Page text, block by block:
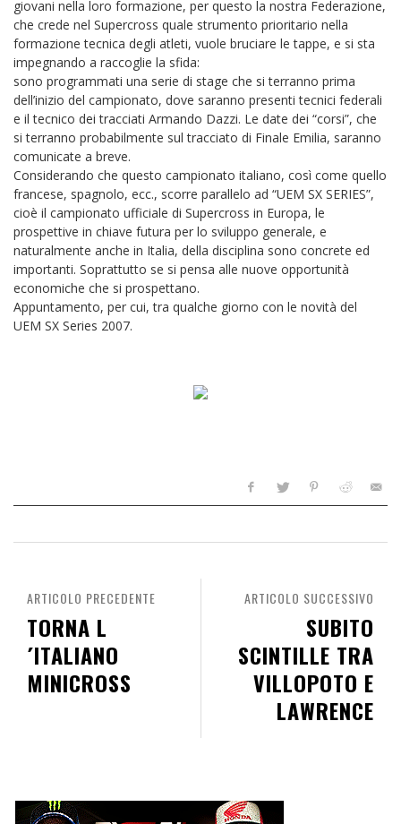
giovani nella loro formazione, per questo la nostra Federazione,
che crede nel Supercross quale strumento prioritario nella
formazione tecnica degli atleti, vuole bruciare le tappe, e si sta
impegnando a raccoglie la sfida:
sono programmati una serie di stage che si terranno prima
dell’inizio del campionato, dove saranno presenti tecnici federali
e il tecnico dei tracciati Armando Dazzi. Le date dei “corsi”, che
si terranno probabilmente sul tracciato di Finale Emilia, saranno
comunicate a breve.
Considerando che questo campionato italiano, così come quello
francese, spagnolo, ecc., scorre parallelo ad “UEM SX SERIES”,
cioè il campionato ufficiale di Supercross in Europa, le
prospettive in chiave futura per lo sviluppo generale, e
naturalmente anche in Italia, della disciplina sono concrete ed
importanti. Soprattutto se si pensa alle nuove opportunità
economiche che si prospettano.
Appuntamento, per cui, tra qualche giorno con le novità del
UEM SX Series 2007.
ARTICOLO SUCCESSIVO
SUBITO
SCINTILLE TRA
VILLOPOTO E
LAWRENCE
ARTICOLO PRECEDENTE
TORNA L
´ITALIANO
MINICROSS